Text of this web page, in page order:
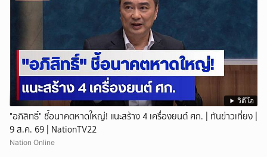
วิดีโอ
"อภิสิทธิ์" ชี้อนาคตหาดใหญ่! แนะสร้าง 4 เครื่องยนต์ ศก. | ทันข่าวเที่ยง |
9 ส.ค. 69 | NationTV22
Nation Online